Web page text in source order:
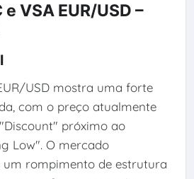
VSA EUR/USD –
USD mostra uma forte
com o preço atualmente
próximo ao
Low". O mercado
um rompimento de estrutura